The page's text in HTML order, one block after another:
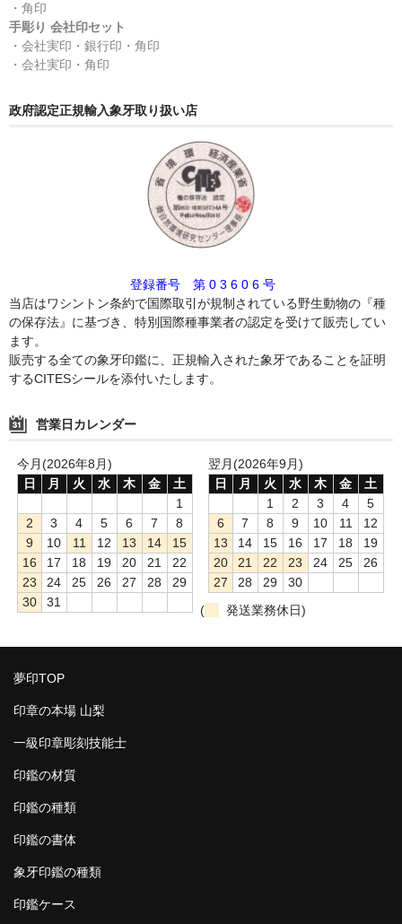
・角印
手彫り 会社印セット
・会社実印・銀行印・角印
・会社実印・角印
政府認定正規輸入象牙取り扱い店
登録番号 第 0 3 6 0 6 号
当店はワシントン条約で国際取引が規制されている野生動物の『種
の保存法』に基づき、特別国際種事業者の認定を受けて販売してい
ます。
販売する全ての象牙印鑑に、正規輸入された象牙であることを証明
するCITESシールを添付いたします。
営業日カレンダー
今月(2026年8月)
日
月 火 水 木 金
土
1
2
3 4 5 6 7
8
9
10 11 12 13 14
15
16
17 18 19 20 21
22
23
24 25 26 27 28
29
30
31
翌月(2026年9月)
日
月 火 水 木 金
土
1
2 3 4
5
6
7 8 9 10 11
12
13
14 15 16 17 18
19
20
21 22 23 24 25
26
27
28 29
30
(
発送業務休日)
夢印TOP
印章の本場 山梨
一級印章彫刻技能士
印鑑の材質
印鑑の種類
印鑑の書体
象牙印鑑の種類
印鑑ケース